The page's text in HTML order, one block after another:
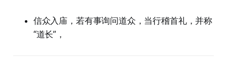
信众入庙，若有事询问道众，当行稽首礼，并称
“道长”，